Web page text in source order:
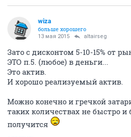
wiza
больше хорошего
13 мая 2015 altairseg
Зато с дисконтом 5-10-15% от
ЭТО п.5. (любое) в деньги...
Это актив.
И хорошо реализуемый актив.
Можно конечно и гречкой
таких количествах не быстро и
получится